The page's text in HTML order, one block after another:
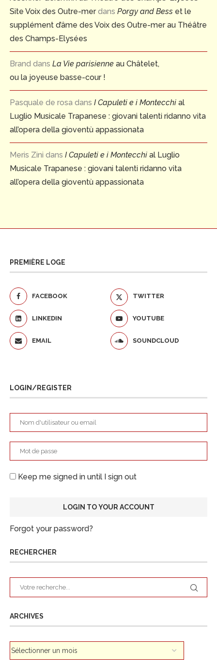
Site Voix des Outre-merdans Porgy and Bess et le
supplément d’âme des Voix des Outre-mer au Théâtre
des Champs-Elysées
Brand dans La Vie parisienne au Châtelet,
ou la joyeuse basse-cour !
Pasquale de rosa dans I Capuleti e i Montecchi al
Luglio Musicale Trapanese : giovani talenti ridanno vita
all’opera della gioventù appassionata
Meris Zini dans I Capuleti e i Montecchi al Luglio
Musicale Trapanese : giovani talenti ridanno vita
all’opera della gioventù appassionata
PREMIÈRE LOGE
FACEBOOK TWITTER
LINKEDIN YOUTUBE
EMAIL SOUNDCLOUD
LOGIN/REGISTER
Keep me signed in until I sign out
Forgot your password?
RECHERCHER
ARCHIVES